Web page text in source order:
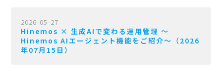
2026-05-27
Hinemos × 生成AIで変わる運用管理 〜
Hinemos AIエージェント機能をご紹介〜（2026
年07月15日）